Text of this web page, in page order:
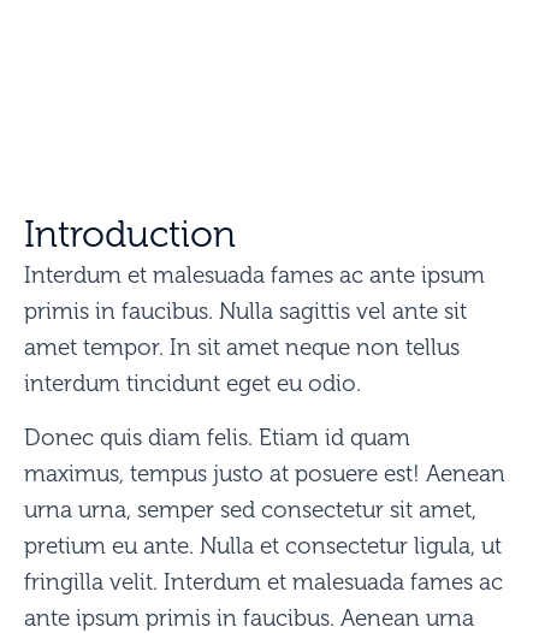
Introduction
Interdum et malesuada fames ac ante ipsum
primis in faucibus. Nulla sagittis vel ante sit
amet tempor. In sit amet neque non tellus
interdum tincidunt eget eu odio.
Donec quis diam felis. Etiam id quam
maximus, tempus justo at posuere est! Aenean
urna urna, semper sed consectetur sit amet,
pretium eu ante. Nulla et consectetur ligula, ut
fringilla velit. Interdum et malesuada fames ac
ante ipsum primis in faucibus. Aenean urna